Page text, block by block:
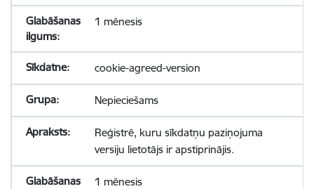
1 mēnesis
cookie-agreed-version
Nepieciešams
Reģistrē, kuru sīkdatņu paziņojuma
versiju lietotājs ir apstiprinājis.
1 mēnesis